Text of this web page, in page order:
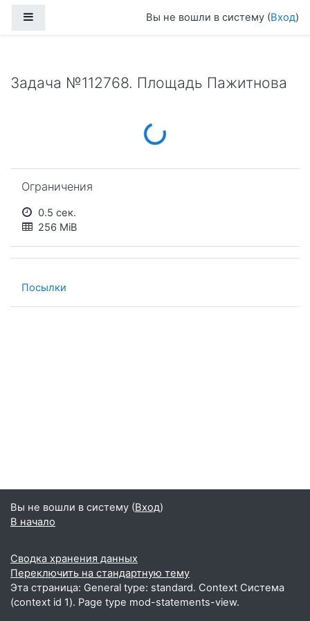
Вы не вошли в систему (Вход)
Задача №112768. Площадь Пажитнова
Loading...
Ограничения
0.5 сек.
256 MiB
Посылки
Вы не вошли в систему (Вход)
В начало
Сводка хранения данных
Переключить на стандартную тему
Эта страница: General type: standard. Context Система
(context id 1). Page type mod-statements-view.